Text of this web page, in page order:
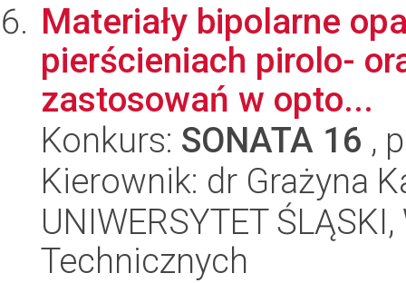
Materiały bipolarne
pierścieniach pirolo-
zastosowań w opto...
Konkurs: SONATA 16 ,
Kierownik: dr Grażyna
UNIWERSYTET
Technicznych